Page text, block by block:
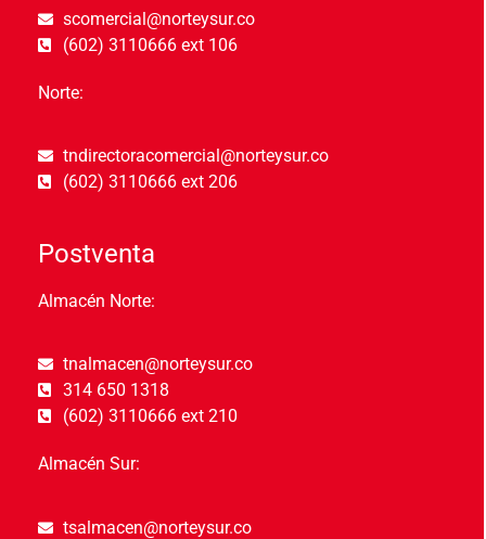
scomercial@norteysur.co
(602) 3110666 ext 106
Norte:
tndirectoracomercial@norteysur.co
(602) 3110666 ext 206
Postventa
Almacén Norte:
tnalmacen@norteysur.co
314 650 1318
(602) 3110666 ext 210
Almacén Sur:
tsalmacen@norteysur.co